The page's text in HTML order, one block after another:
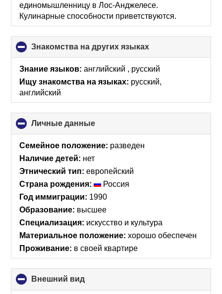
единомышленницу в Лос-Анджелесе.
Кулинарные способности приветствуются.
Знакомства на других языках
to
collapse
contents
Знание языков: английский , русский
Ищу знакомства на языках: русский,
английский
Личные данные
to
collapse
Семейное положение: разведен
Наличие детей: нет
Этнический тип: европейский
Страна рождения:
Россия
Год иммиграции: 1990
Образование: высшее
Специализация: искусство и культура
Материальное положение: хорошо обеспечен
Проживание: в своей квартире
Внешний вид
to